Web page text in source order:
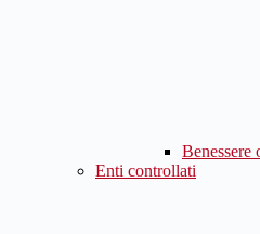
Benessere
Enti controllati